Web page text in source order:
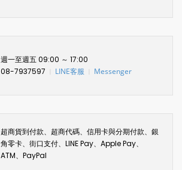
週一至週五 09:00 ～ 17:00
08-7937597
LINE客服 Messenger
超商貨到付款、超商代碼、信用卡與分期付款、銀
角零卡、街口支付、LINE Pay、Apple Pay、
ATM、PayPal